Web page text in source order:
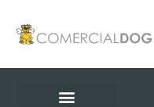
contenido